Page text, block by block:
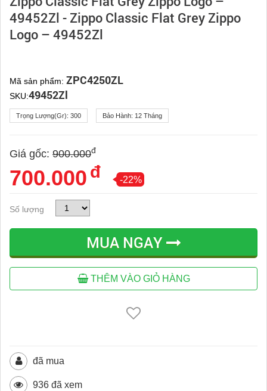
49452Zl - Zippo Classic Flat Grey Zippo
Logo – 49452Zl
Mã sản phẩm: ZPC4250ZL
SKU:49452Zl
Trọng Lượng(gr): 300 Bảo Hành: 12 Tháng
Giá gốc: 900.000đ
700.000 đ -22%
Số lượng
MUA NGAY
THÊM VÀO GIỎ HÀNG
đã mua
936 đã xem